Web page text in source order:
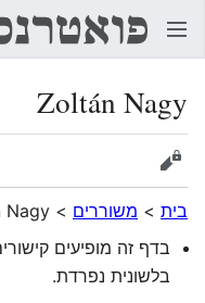
Zoltán Nagy
הצגת מקור
בית > משוררים >
Nagy
בדף זה מופיעים
בלשונית נפרדת.